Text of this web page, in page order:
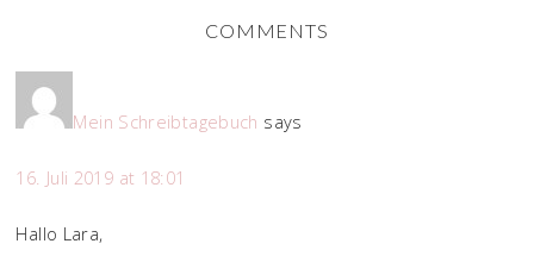
COMMENTS
Mein Schreibtagebuch says
16. Juli 2019 at 18:01
Hallo Lara,